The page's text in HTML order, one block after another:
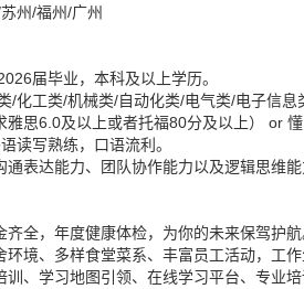
州/福州/广州
届毕业，本科及以上学历。
/化工类/机械类/自动化类/电气类/电子信息
思6.0及以上或者托福80分及以上） or
读写熟练，口语流利。
表达能力、团队协作能力以及逻辑思维
全，年度健康体检，为你的未来保驾护
境、多样食堂菜系、丰富员工活动，工
、学习地图引领、在线学习平台、专业